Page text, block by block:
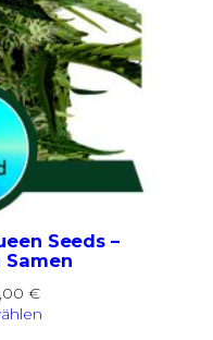
Seeds –
€Preisspanne:
38,00 €